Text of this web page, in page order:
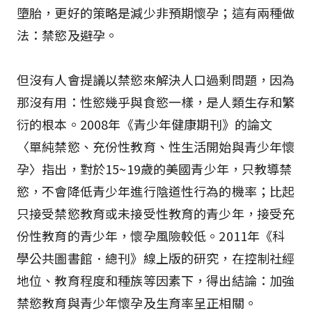
墮胎，更好的策略是減少非預期懷孕；這有兩種做
法：禁慾及避孕。
但沒有人會提議以禁慾來解決人口過剩問題，因為
那沒有用：性慾幾乎與食慾一樣，是人類生存和繁
衍的根本。2008年《青少年健康期刊》的論文
〈單純禁慾、充份性教育、性生活開始與青少年懷
孕〉指出，對於15~19歲的美國青少年，只教導禁
慾，不會降低青少年進行陰道性行為的機率；比起
只接受禁慾教育或未接受性教育的青少年，接受充
份性教育的青少年，懷孕風險較低。2011年《科
學公共圖書館．總刊》線上版的研究，在控制社經
地位、教育程度和種族等因素下，得出結論：加強
禁慾教育與青少年懷孕及生育率呈正相關。